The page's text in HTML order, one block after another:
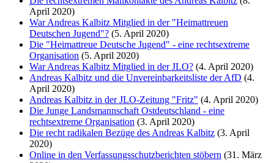
April 2020)
War Andreas Kalbitz Mitglied in der "Heimattreuen
Deutschen Jugend"? (5. April 2020)
Die "Heimattreue Deutsche Jugend" - eine rechtsextreme
Organisation (5. April 2020)
War Andreas Kalbitz Mitglied in der JLO? (4. April 2020)
Andreas Kalbitz und die Unvereinbarkeitsliste der AfD (4.
April 2020)
Andreas Kalbitz in der JLO-Zeitung "Fritz" (4. April 2020)
Die Junge Landsmannschaft Ostdeutschland - eine
rechtsextreme Organisation (3. April 2020)
Die recht radikalen Bezüge des Andreas Kalbitz (3. April
2020)
Online in den Verfassungsschutzberichten stöbern (31. März